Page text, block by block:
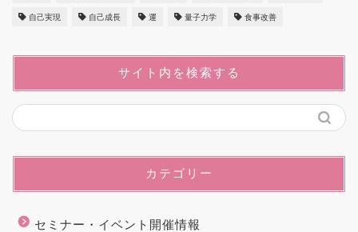
自己実現 自己成長 運 量子力学 食事改善
サイト内を検索する
カテゴリー
セミナー・イベント開催情報